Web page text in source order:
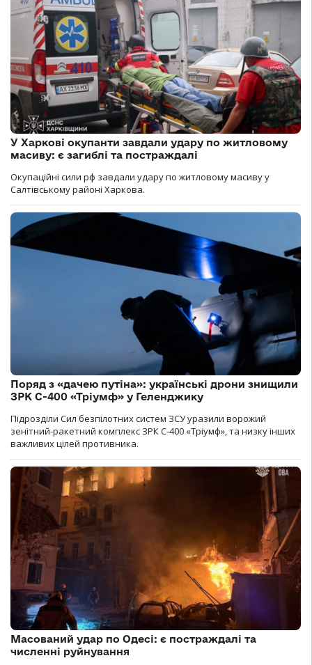
У Харкові окупанти завдали удару по житловому
масиву: є загиблі та постраждалі
Окупаційні сили рф завдали удару по житловому масиву у
Салтівському районі Харкова.
Поряд з «дачею путіна»: українські дрони знищили
ЗРК С-400 «Тріумф» у Геленджику
Підрозділи Сил безпілотних систем ЗСУ уразили ворожий
зенітний-ракетний комплекс ЗРК С-400 «Тріумф», та низку інших
важливих цілей противника.
Масований удар по Одесі: є постраждалі та
численні руйнування